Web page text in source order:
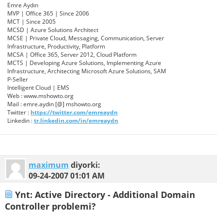
Emre Aydın
MVP | Office 365 | Since 2006
MCT | Since 2005
MCSD | Azure Solutions Architect
MCSE | Private Cloud, Messaging, Communication, Server
Infrastructure, Productivity, Platform
MCSA | Office 365, Server 2012, Cloud Platform
MCTS | Developing Azure Solutions, Implementing Azure
Infrastructure, Architecting Microsoft Azure Solutions, SAM
P-Seller
Intelligent Cloud | EMS
Web : www.mshowto.org
Mail : emre.aydin [@] mshowto.org
Twitter : https://twitter.com/emreaydn
Linkedin :tr.linkedin.com/in/emreaydn
maximum diyorki:
09-24-200701:01 AM
Ynt: Active Directory - Additional Domain
Controller problemi?